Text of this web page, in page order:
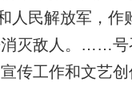
人民解放军，
灭敌人。……
传工作和文艺